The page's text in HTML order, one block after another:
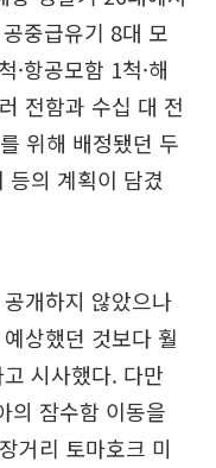
중급유기 8대 모
항공모함 1척·해
전함과 수십 대 전
위해 배정됐던 두
등의 계획이 담겼
개하지 않았으나
상했던 것보다 훨
시사했다. 다만
의 잠수함 이동을
거리 토마호크 미